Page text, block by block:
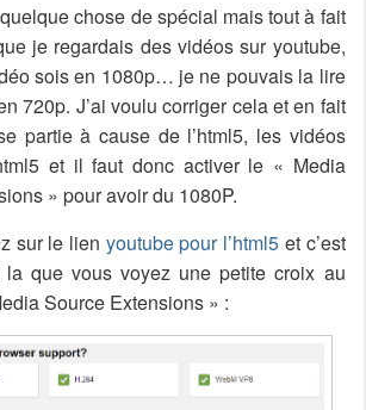
chose de spécial mais tout à fait
je regardais des vidéos sur youtube,
sois en 1080p… je ne pouvais la lire
720p. J’ai voulu corriger cela et en fait
partie à cause de l’html5, les vidéos
et il faut donc activer le « Media
» pour avoir du 1080P.
sur le lien youtube pour l’html5 et c’est
que vous voyez une petite croix au
Source Extensions » :